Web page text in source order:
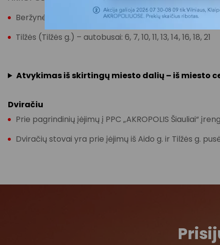
Beržynėlio (Gegužių g.) – autobusai: 6, 10, 10A, 11, 13, 14,
Tilžės (Tilžės g.) – autobusai: 6, 7, 10, 11, 13, 14, 16, 18, 21
Atvykimas iš skirtingų miesto dalių – iš miesto
Dviračiu
Prie pagrindinių įėjimų į PPC „AKROPOLIS Šiauliai“
Dviračių stovai yra prie įėjimų iš Aido g. ir Tilžės g.